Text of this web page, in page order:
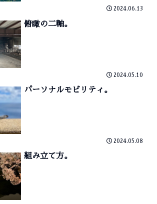
2024.06.13
俯瞰の二軸。
2024.05.10
パーソナルモビリティ。
2024.05.08
組み立て方。